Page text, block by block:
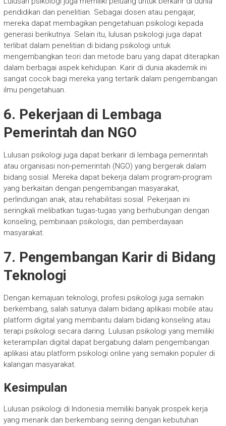
pendidikan dan penelitian. Sebagai dosen atau pengajar,
mereka dapat membagikan pengetahuan psikologi kepada
generasi berikutnya. Selain itu, lulusan psikologi juga dapat
terlibat dalam penelitian di bidang psikologi untuk
mengembangkan teori dan metode baru yang dapat diterapkan
dalam berbagai aspek kehidupan. Karir di dunia akademik ini
sangat cocok bagi mereka yang tertarik dalam pengembangan
ilmu pengetahuan.
6. Pekerjaan di Lembaga
Pemerintah dan NGO
Lulusan psikologi juga dapat berkarir di lembaga pemerintah
atau organisasi non-pemerintah (NGO) yang bergerak dalam
bidang sosial. Mereka dapat bekerja dalam program-program
yang berkaitan dengan pengembangan masyarakat,
perlindungan anak, atau rehabilitasi sosial. Pekerjaan ini
seringkali melibatkan tugas-tugas yang berhubungan dengan
konseling, pembinaan psikologis, dan pemberdayaan
masyarakat.
7. Pengembangan Karir di Bidang
Teknologi
Dengan kemajuan teknologi, profesi psikologi juga semakin
berkembang, salah satunya dalam bidang aplikasi mobile atau
platform digital yang membantu dalam bidang konseling atau
terapi psikologi secara daring. Lulusan psikologi yang memiliki
keterampilan digital dapat bergabung dalam pengembangan
aplikasi atau platform psikologi online yang semakin populer di
kalangan masyarakat.
Kesimpulan
Lulusan psikologi di Indonesia memiliki banyak prospek kerja
yang menarik dan berkembang seiring dengan kebutuhan